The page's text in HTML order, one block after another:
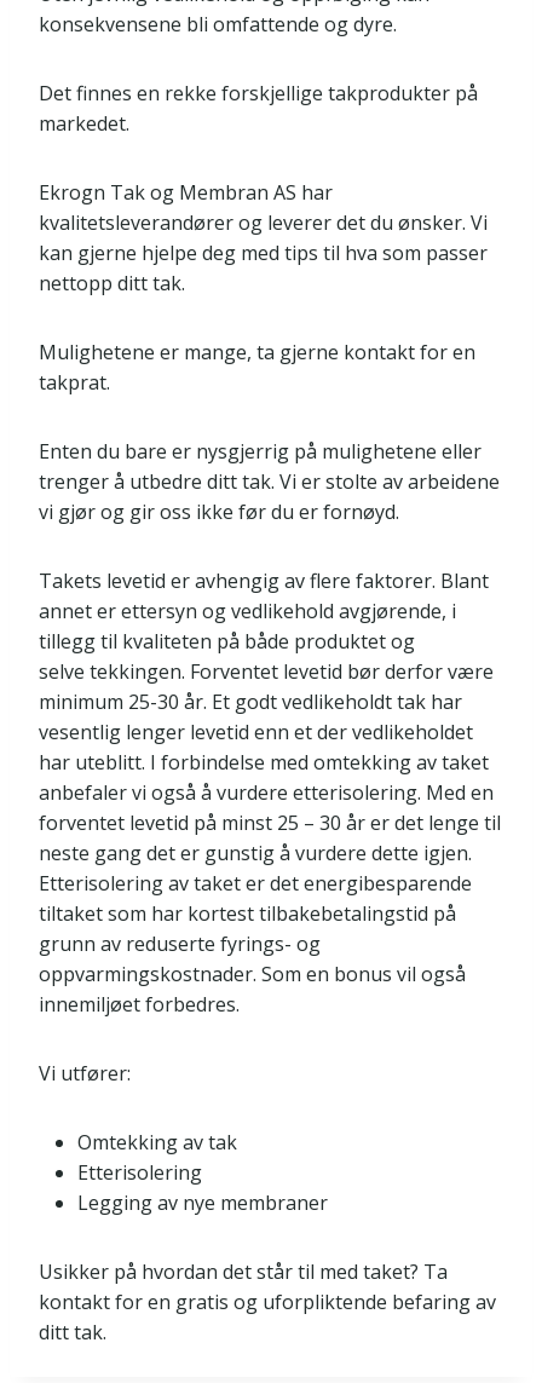
konsekvensene bli omfattende og dyre.
Det finnes en rekke forskjellige takprodukter på
markedet.
Ekrogn Tak og Membran AS har
kvalitetsleverandører og leverer det du ønsker. Vi
kan gjerne hjelpe deg med tips til hva som passer
nettopp ditt tak.
Mulighetene er mange, ta gjerne kontakt for en
takprat.
Enten du bare er nysgjerrig på mulighetene eller
trenger å utbedre ditt tak. Vi er stolte av arbeidene
vi gjør og gir oss ikke før du er fornøyd.
Takets levetid er avhengig av flere faktorer. Blant
annet er ettersyn og vedlikehold avgjørende, i
tillegg til kvaliteten på både produktet og
selve tekkingen. Forventet levetid bør derfor være
minimum 25-30 år. Et godt vedlikeholdt tak har
vesentlig lenger levetid enn et der vedlikeholdet
har uteblitt. I forbindelse med omtekking av taket
anbefaler vi også å vurdere etterisolering. Med en
forventet levetid på minst 25 – 30 år er det lenge til
neste gang det er gunstig å vurdere dette igjen.
Etterisolering av taket er det energibesparende
tiltaket som har kortest tilbakebetalingstid på
grunn av reduserte fyrings- og
oppvarmingskostnader. Som en bonus vil også
innemiljøet forbedres.
Vi utfører:
Omtekking av tak
Etterisolering
Legging av nye membraner
Usikker på hvordan det står til med taket? Ta
kontakt for en gratis og uforpliktende befaring av
ditt tak.